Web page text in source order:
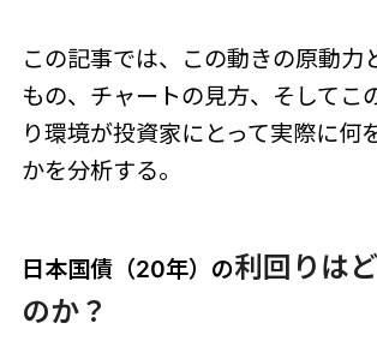
この記事では、この動きの原動力
もの、チャートの見方、そしてこ
り環境が投資家にとって実際に何
かを分析する。
日本国債（20年）の利回りは
のか？